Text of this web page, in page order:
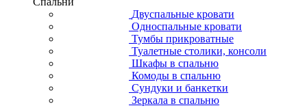
Двуспальные кровати
Односпальные кровати
Тумбы прикроватные
Туалетные столики, консоли
Шкафы в спальню
Комоды в спальню
Сундуки и банкетки
Зеркала в спальню